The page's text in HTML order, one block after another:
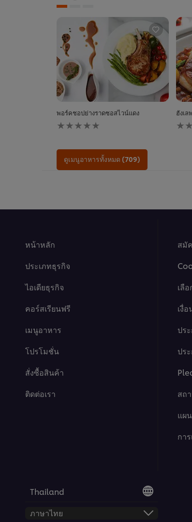
พอร์คชอปย่างราดซอสไวน์แดง
ไม่มี
การ
คะแนน
สำหรับ
recipe
ฮังเ
ไม่มี
การ
ดูเมนูอาหารทั้งหมด (709)
หน้าหลัก
ประเภทธุรกิจ
ไอเดียธุรกิจ
คอร์สเรียนฟรี
เมนูอาหาร
โปรโมชั่น
สั่งซื้อสินค้า
ติดต่อเรา
สมั
เลื
เงื่
ปร
ปร
สถ
แผ
กา
Thailand